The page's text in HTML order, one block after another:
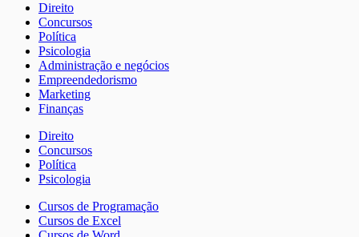
Direito
Concursos
Política
Psicologia
Administração e negócios
Empreendedorismo
Marketing
Finanças
Direito
Concursos
Política
Psicologia
Cursos de Programação
Cursos de Excel